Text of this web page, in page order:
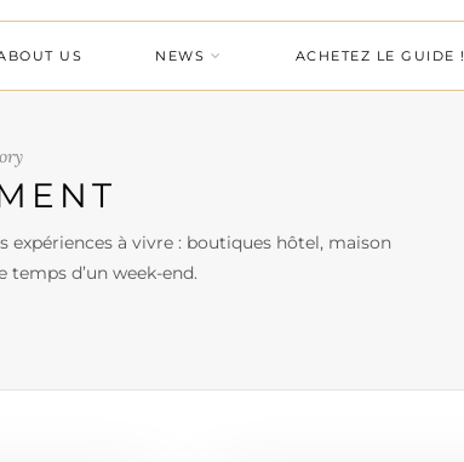
US NEWS ACHETEZ LE GUIDE !
à vivre : boutiques hôtel, maison
temps d’un week-end.